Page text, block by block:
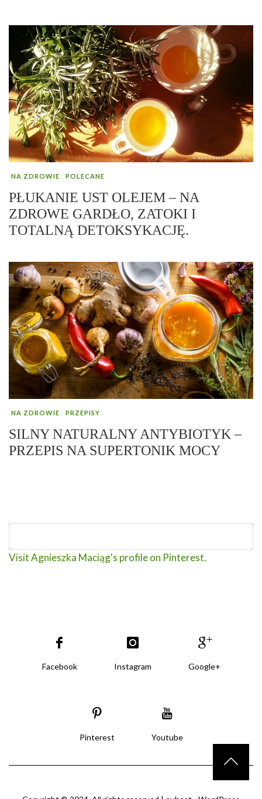
NA ZDROWIE POLECANE
PŁUKANIE UST OLEJEM – NA
ZDROWE GARDŁO, ZATOKI I
TOTALNĄ DETOKSYKACJĘ.
NA ZDROWIE PRZEPISY
SILNY NATURALNY ANTYBIOTYK –
PRZEPIS NA SUPERTONIK MOCY
Visit Agnieszka Maciąg's profile on Pinterest.
Facebook Instagram Google+
Pinterest Youtube